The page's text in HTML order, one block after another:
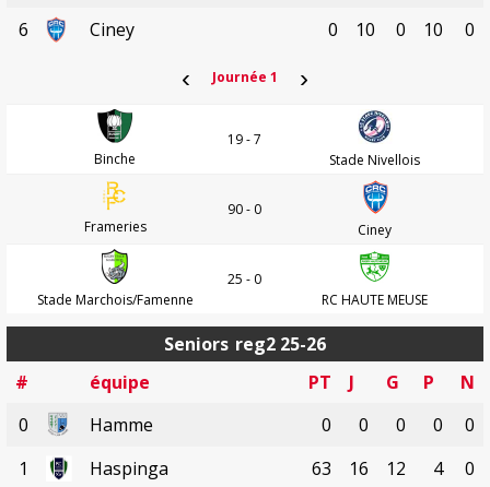
6
Ciney 0 10 0 10 0
‹ Journée 1 ›
Binche
19 - 7
Stade Nivellois
Frameries
90 - 0
Ciney
Stade Marchois/Famenne
25 - 0
RC HAUTE MEUSE
Seniors reg2 25-26
#
équipe PT J G P
N
0
Hamme 0 0 0 0
0
1
Haspinga 63 16 12 4
0